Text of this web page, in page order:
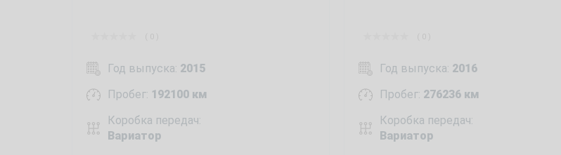
Год выпуска: 2015
Пробег: 192100 км
Коробка передач:
Вариатор
Год выпуска: 2016
Пробег: 276236 км
Коробка передач:
Вариатор